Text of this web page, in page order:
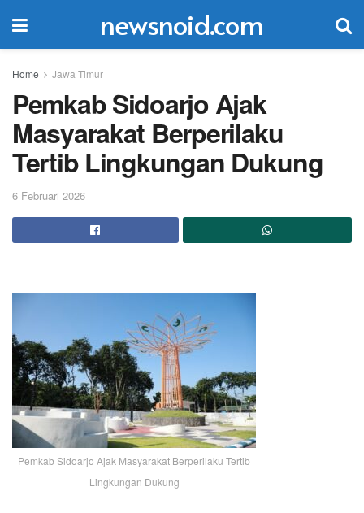
newsnoid.com
Home Jawa Timur
Pemkab Sidoarjo Ajak
Masyarakat Berperilaku
Tertib Lingkungan Dukung
6 Februari 2026
Pemkab Sidoarjo Ajak Masyarakat Berperilaku Tertib
Lingkungan Dukung